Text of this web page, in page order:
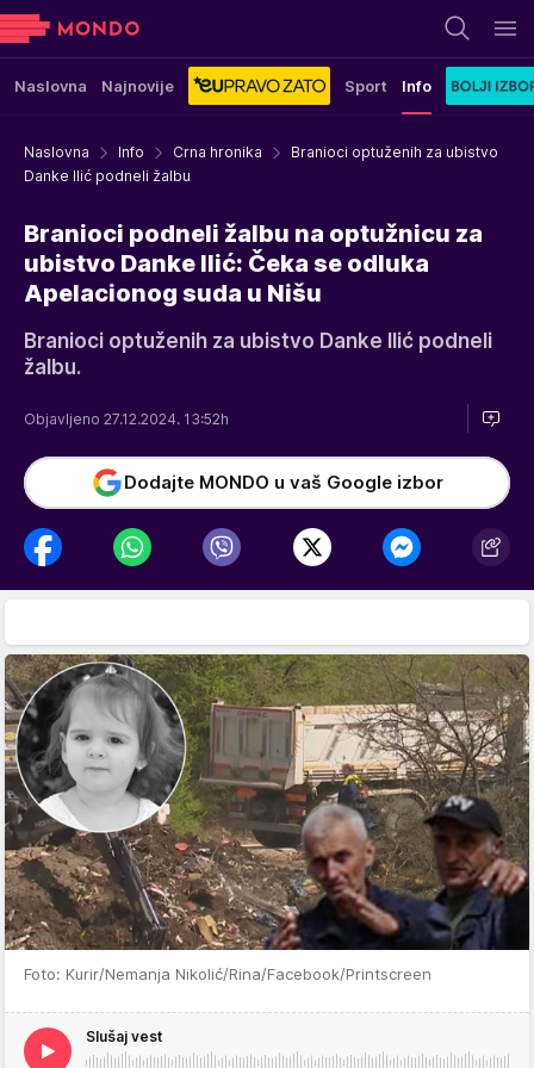
Naslovna Najnovije Sport Info
Naslovna Info Crna hronika
Branioci optuženih za ubistvo
Danke Ilić podneli žalbu
Branioci podneli žalbu na optužnicu za
ubistvo Danke Ilić: Čeka se odluka
Apelacionog suda u Nišu
Branioci optuženih za ubistvo Danke Ilić podneli
žalbu.
Objavljeno 27.12.2024. 13:52h
Dodajte MONDO u vaš Google izbor
Foto: Kurir/Nemanja Nikolić/Rina/Facebook/Printscreen
Slušaj vest